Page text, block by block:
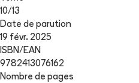
10/13
Date de parution
19 févr. 2025
ISBN/EAN
9782413076162
Nombre de pages